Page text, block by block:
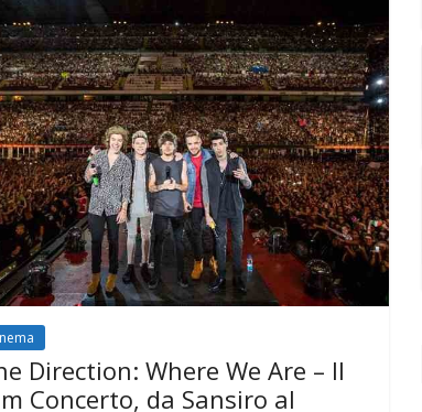
Direction: Where We Are – Il
Concerto, da Sansiro al